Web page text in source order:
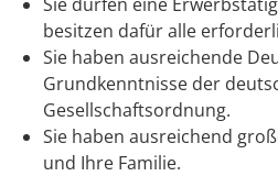
besitzen dafür alle
Sie haben ausreichende
Grundkenntnisse der
Gesellschaftsordnung.
Sie haben ausreichend
und Ihre Familie.